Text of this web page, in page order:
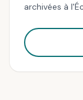
archivées à